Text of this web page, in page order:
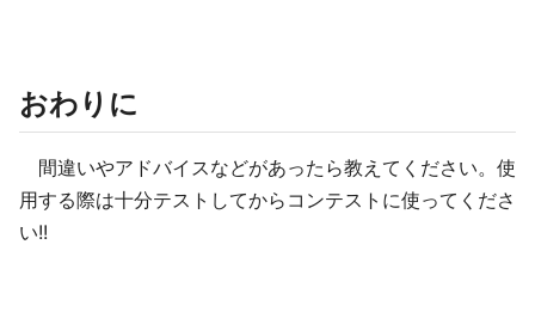
おわりに
間違いやアドバイスなどがあったら教えてください。使
用する際は十分テストしてからコンテストに使ってくださ
い!!